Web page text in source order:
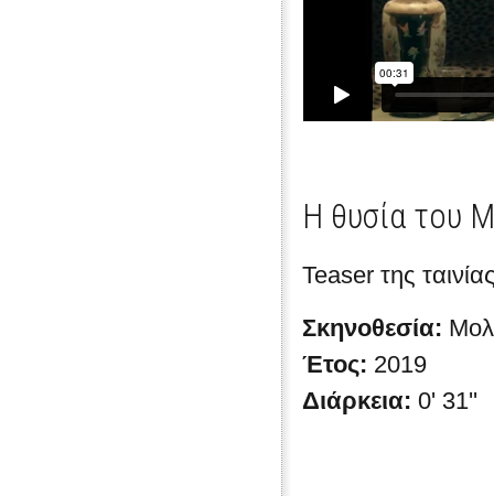
Η θυσία του
Teaser της
Σκηνοθεσία:
Έτος: 2019
Διάρκεια: 0' 31''